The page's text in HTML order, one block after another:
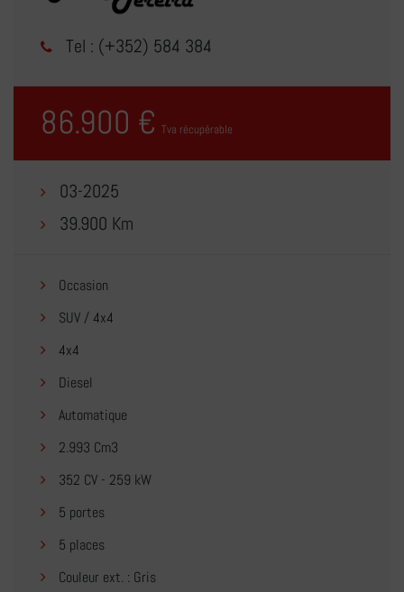
Tel : (+352) 584 384
86.900 € Tva récupérable
03-2025
39.900 Km
Occasion
SUV / 4x4
4x4
Diesel
Automatique
2.993 Cm3
352 CV - 259 kW
5 portes
5 places
Couleur ext. : Gris